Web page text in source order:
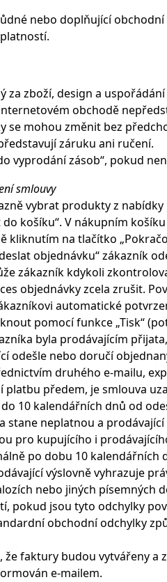
nebo doplňující
za zboží, design a
obchodě
se mohou změnit bez
záruku ani ručení.
vyprodání zásob“, pokud
smlouvy
vybrat produkty z
košíku“. V nákupním
kliknutím na tlačítko
objednávku“ zákazník
zákazník kdykoli
objednávky zcela zrušit.
automatické
pomocí funkce „Tisk“
byla prodávajícím
odešle nebo doručí
druhého e-mailu,
platbu předem, je smlouva
10 kalendářních dnů od
stane neplatnou a
pro kupujícího i
po dobu 10 kalendářních
výslovně vyhrazuje
nebo jiných písemných
pokud jsou tyto odchylky
obchodní odchylky
že faktury budou vytvářeny
e-mailem.